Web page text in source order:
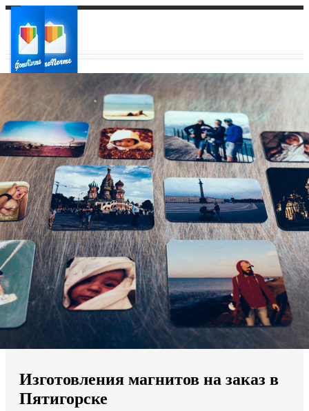
Ваш город:
Ваш регион доставки
Выберите из списка:
Мы доставляем по всему миру
Продолжить без города
Изготовления магнитов на заказ в
Пятигорске